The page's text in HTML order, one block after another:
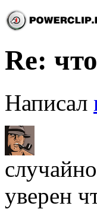
Re:
Написал
уверен